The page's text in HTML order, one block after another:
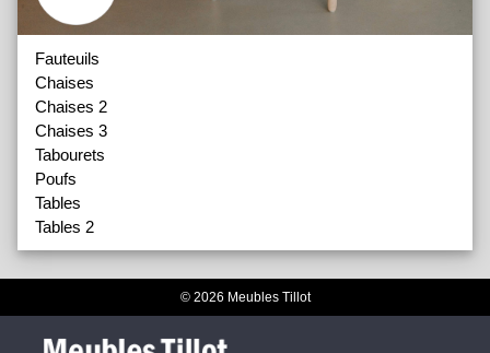
Fauteuils
Chaises
Chaises 2
Chaises 3
Tabourets
Poufs
Tables
Tables 2
© 2026 Meubles Tillot